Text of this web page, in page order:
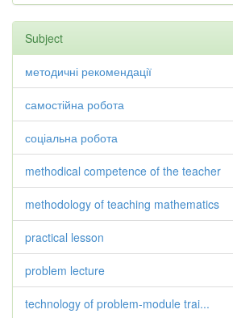
Subject
методичні рекомендації
самостійна робота
соціальна робота
methodical competence of the teacher
methodology of teaching mathematics
practical lesson
problem lecture
technology of problem-module trai...